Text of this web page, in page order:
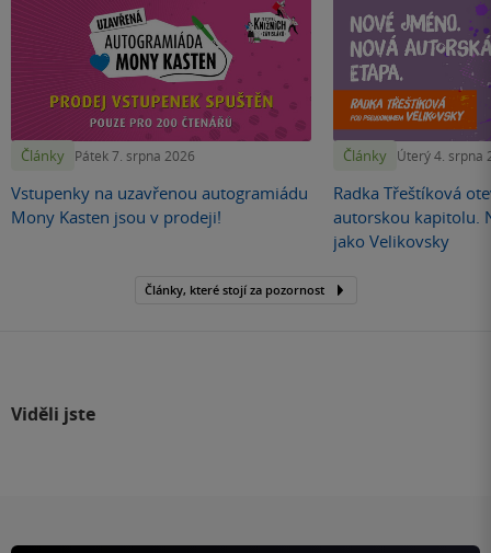
Články Pátek 7. srpna 2026
Vstupenky na uzavřenou autogramiádu
Mony Kasten jsou v prodeji!
Články Úterý 4. srpna
Radka Třeštíková
autorskou kapitolu.
jako Velikovsky
Články, které stojí za pozornost
Viděli jste